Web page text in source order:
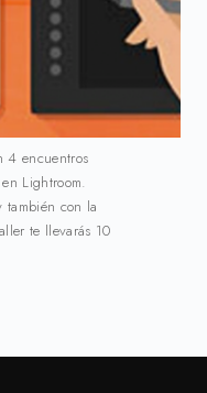
4 encuentros
Lightroom.
también con la
te llevarás 10